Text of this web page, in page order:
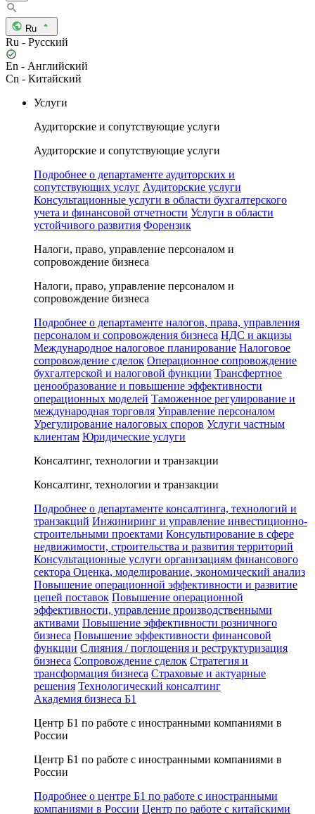
Ru
Ru - Русский
En - Английский
Cn - Китайский
Услуги
Аудиторские и сопутствующие услуги
Аудиторские и сопутствующие услуги
Подробнее о департаменте аудиторских и
сопутствующих услуг Аудиторские услуги
Консультационные услуги в области бухгалтерского
учета и финансовой отчетности Услуги в области
устойчивого развития Форензик
Налоги, право, управление персоналом и
сопровождение бизнеса
Налоги, право, управление персоналом и
сопровождение бизнеса
Подробнее о департаменте налогов, права, управления
персоналом и сопровождения бизнеса НДС и акцизы
Международное налоговое планирование Налоговое
сопровождение сделок Операционное сопровождение
бухгалтерской и налоговой функции Трансфертное
ценообразование и повышение эффективности
операционных моделей Таможенное регулирование и
международная торговля Управление персоналом
Урегулирование налоговых споров Услуги частным
клиентам Юридические услуги
Консалтинг, технологии и транзакции
Консалтинг, технологии и транзакции
Подробнее о департаменте консалтинга, технологий и
транзакций Инжиниринг и управление инвестиционно-
строительными проектами Консультирование в сфере
недвижимости, строительства и развития территорий
Консультационные услуги организациям финансового
сектора Оценка, моделирование, экономический анализ
Повышение операционной эффективности и развитие
цепей поставок Повышение операционной
эффективности, управление производственными
активами Повышение эффективности розничного
бизнеса Повышение эффективности финансовой
функции Слияния / поглощения и реструктуризация
бизнеса Сопровождение сделок Стратегия и
трансформация бизнеса Страховые и актуарные
решения Технологический консалтинг
Академия бизнеса Б1
Центр Б1 по работе с иностранными компаниями в
России
Центр Б1 по работе с иностранными компаниями в
России
Подробнее о центре Б1 по работе с иностранными
компаниями в России Центр по работе с китайскими